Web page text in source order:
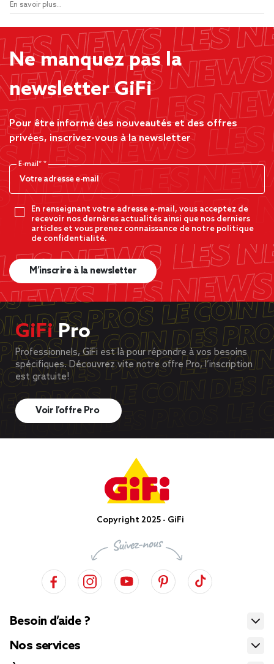
En savoir plus...
Ne manquez pas la
newsletter GiFi
Pour être informé des nouveautés et des offres
privées, inscrivez-vous à la newsletter
E-mail*
En renseignant votre adresse e-mail, vous acceptez de
recevoir nos dernères actualités ainsi que nos derniers
articles et vous prenez connaissance de notre politique
de confidentialité.
M’inscrire à la newsletter
GiFiPro
Professionnels, GiFi est là pour répondre à vos besoins
spécifiques. Découvrez vite notre offre Pro, l’inscription
est gratuite!
Voir l’offre Pro
Copyright 2025 - GiFi
Besoin d’aide ?
Nos services